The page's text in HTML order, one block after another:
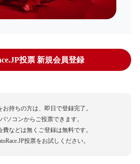
投票 新規会員登録
お持ちの方は、即日で登録完了。
ソコンからご投票できます。
費などは無くご登録は無料です。
投票をお試しください。